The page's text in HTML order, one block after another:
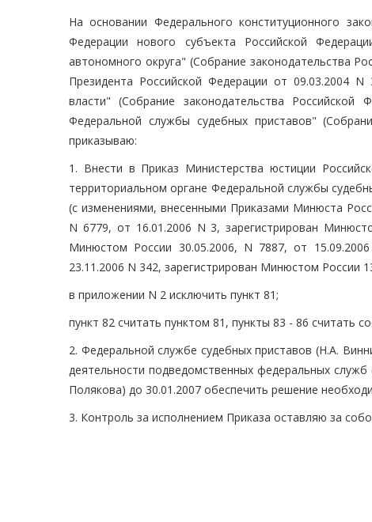
На основании Федерального конституционного
Федерации нового субъекта Российской
автономного округа" (Собрание законодательства
Президента Российской Федерации от 09.03.2004
власти" (Собрание законодательства
Федеральной службы судебных приставов"
приказываю:
1. Внести в Приказ Министерства юстиции
территориальном органе Федеральной службы
(с изменениями, внесенными Приказами Минюста
N 6779, от 16.01.2006 N 3, зарегистрирован
Минюстом России 30.05.2006, N 7887, от
23.11.2006 N 342, зарегистрирован Минюстом России
в приложении N 2 исключить пункт 81;
пункт 82 считать пунктом 81, пункты 83 - 86 считать
2. Федеральной службе судебных приставов (Н.А.
деятельности подведомственных федеральных
Полякова) до 30.01.2007 обеспечить решение
3. Контроль за исполнением Приказа оставляю за